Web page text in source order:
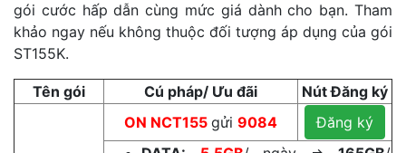
gói cước hấp dẫn cùng mức giá dành cho bạn. Tham
khảo ngay nếu không thuộc đối tượng áp dụng của gói
ST155K.
Tên gói Cú pháp/ Ưu đãi Nút Đăng ký
ON NCT155 gửi 9084
Đăng ký